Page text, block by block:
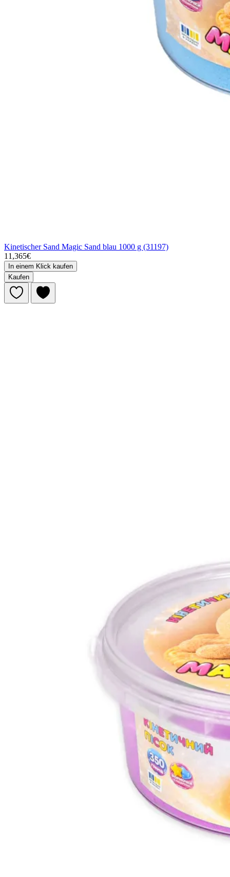
Kinetischer Sand Magic Sand blau 1000 g (31197)
11,365€
In einem Klick kaufen
Kaufen